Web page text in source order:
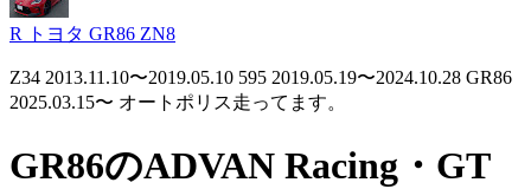
R トヨタ GR86 ZN8
Z34 2013.11.10〜2019.05.10 595 2019.05.19〜2024.10.28 GR86
2025.03.15〜 オートポリス走ってます。
GR86のADVAN Racing・GT